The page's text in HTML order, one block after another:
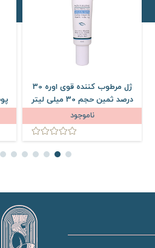
ژل مرطوب کننده قوی اوره 30
درصد ثمین حجم 30 میلی لیتر
ناموجود